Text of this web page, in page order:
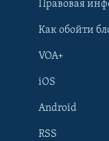
Правовая
Как обойти
VOA+
iOS
Android
RSS